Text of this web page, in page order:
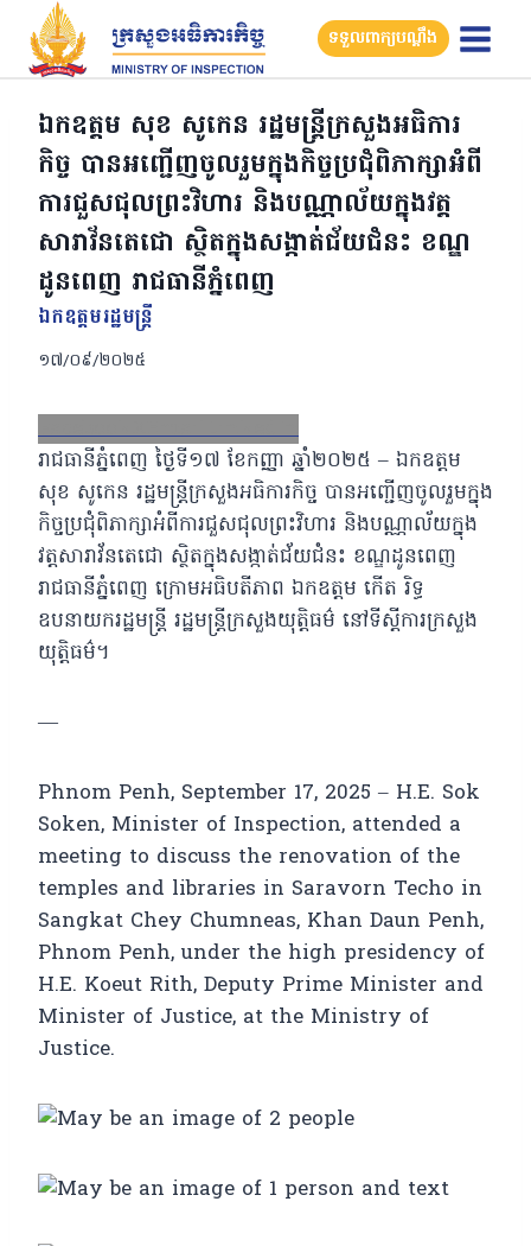
Skip
content
ទទួលពាក្យបណ្តឹង
ឯកឧត្តម សុខ សូកេន រដ្ឋមន្រ្តីក្រសួងអធិការ
កិច្ច បានអញ្ជើញចូលរួមក្នុងកិច្ចប្រជុំពិភាក្សាអំពី
ការជួសជុលព្រះវិហារ និងបណ្ណាល័យក្នុងវត្ត
សារាវ័នតេជោ ស្ថិតក្នុងសង្កាត់ជ័យជំនះ ខណ្ឌ
ដូនពេញ រាជធានីភ្នំពេញ
ឯកឧត្ដមរដ្ឋមន្ត្រី
១៧/០៩/២០២៥
FacebookXEmailLinkedIn
រាជធានីភ្នំពេញ ថ្ងៃទី១៧ ខែកញ្ញា ឆ្នាំ២០២៥ – ឯកឧត្តម
សុខ សូកេន រដ្ឋមន្រ្តីក្រសួងអធិការកិច្ច បានអញ្ជើញចូលរួមក្នុង
កិច្ចប្រជុំពិភាក្សាអំពីការជួសជុលព្រះវិហារ និងបណ្ណាល័យក្នុង
វត្តសារាវ័នតេជោ ស្ថិតក្នុងសង្កាត់ជ័យជំនះ ខណ្ឌដូនពេញ
រាជធានីភ្នំពេញ ក្រោមអធិបតីភាព ឯកឧត្តម កើត រិទ្ធ
ឧបនាយករដ្ឋមន្ត្រី រដ្ឋមន្ត្រីក្រសួងយុត្តិធម៌ នៅទីស្ដីការក្រសួង
យុត្តិធម៌។
—
Phnom Penh, September 17, 2025 – H.E. Sok
Soken, Minister of Inspection, attended a
meeting to discuss the renovation of the
temples and libraries in Saravorn Techo in
Sangkat Chey Chumneas, Khan Daun Penh,
Phnom Penh, under the high presidency of
H.E. Koeut Rith, Deputy Prime Minister and
Minister of Justice, at the Ministry of
Justice.